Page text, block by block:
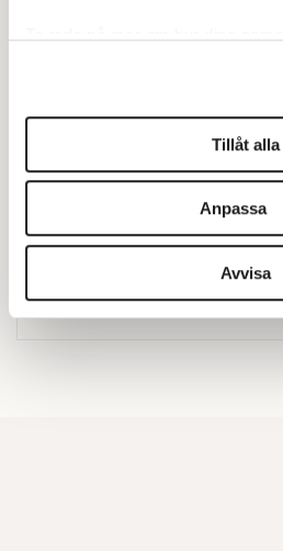
Du kan ändra eller dra tillbaka
helst från cookie-förklaringen.
Vi använder enhetsidentifierare
för sociala medier och analysera
vidarebefordrar även sådana
information från din enhet till de
annons- och analysföretag som
Dessa kan i sin tur kombinera
Tillåt alla
Anpassa
Avvisa
Testa vår